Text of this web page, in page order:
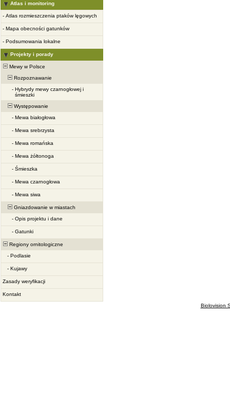
Atlas i monitoring
- Atlas rozmieszczenia ptaków lęgowych
- Mapa obecności gatunków
- Podsumowania lokalne
Projekty i porady
Mewy w Polsce
Rozpoznawanie
- Hybrydy mewy czarnogłowej i
śmieszki
Występowanie
- Mewa białogłowa
- Mewa srebrzysta
- Mewa romańska
- Mewa żółtonoga
- Śmieszka
- Mewa czarnogłowa
- Mewa siwa
Gniazdowanie w miastach
- Opis projektu i dane
- Gatunki
Regiony ornitologiczne
- Podlasie
- Kujawy
Zasady weryfikacji
Kontakt
Biolovision